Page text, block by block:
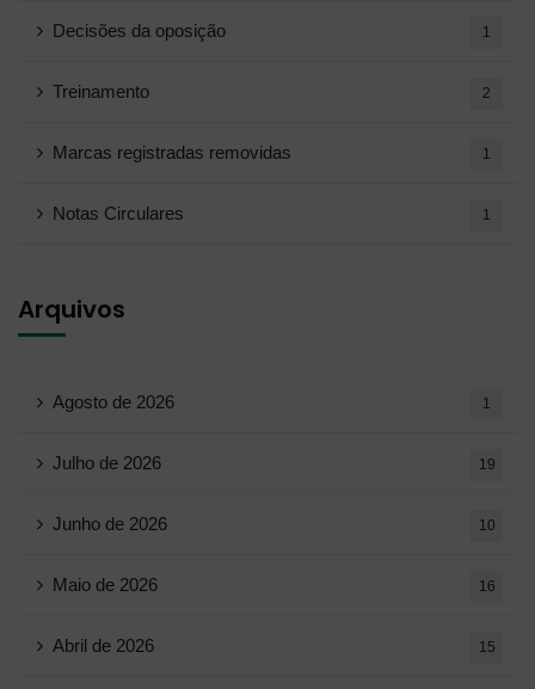
Decisões da oposição 1
Treinamento 2
Marcas registradas removidas 1
Notas Circulares 1
Arquivos
Agosto de 2026 1
Julho de 2026 19
Junho de 2026 10
Maio de 2026 16
Abril de 2026 15